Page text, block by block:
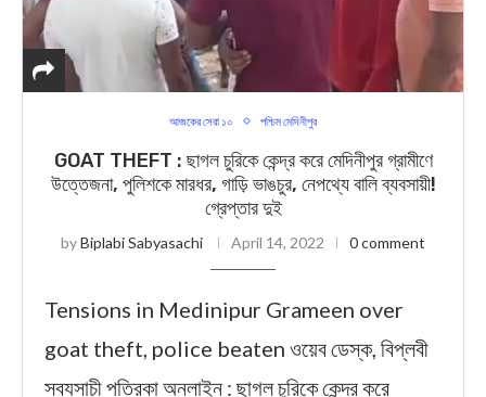
আজকের সেরা ১০ পশ্চিম মেদিনীপুর
GOAT THEFT : ছাগল চুরিকে কেন্দ্র করে মেদিনীপুর গ্রামীণে
উত্তেজনা, পুলিশকে মারধর, গাড়ি ভাঙচুর, নেপথ্যে বালি ব্যবসায়ী!
গ্রেপ্তার দুই
byBiplabi Sabyasachi April 14, 2022 0 comment
Tensions in Medinipur Grameen over
goat theft, police beaten ওয়েব ডেস্ক, বিপ্লবী
সব্যসাচী পত্রিকা অনলাইন : ছাগল চুরিকে কেন্দ্র করে